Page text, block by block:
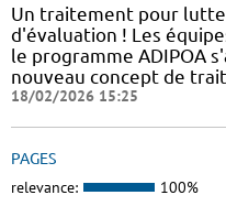
Un traitement pour
d'évaluation ! Les
le programme ADIPOA
nouveau concept de
18/02/2026 15:25
PAGES
relevance: 100%